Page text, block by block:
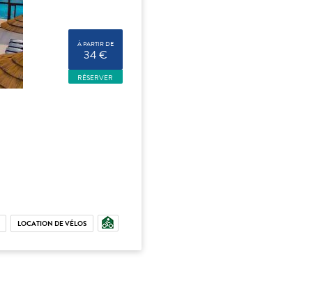
À PARTIR DE
34 €
RÉSERVER
LOCATION DE VÉLOS